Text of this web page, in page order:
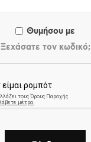
Θυμήσου με
Ξεχάσατε τον κωδικό;